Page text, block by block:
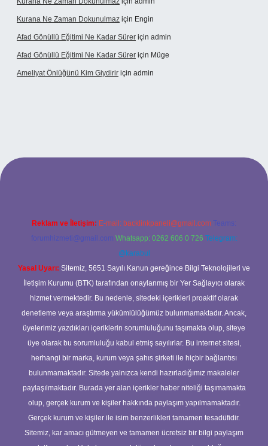
Kurana Ne Zaman Dokunulmaz için Engin
Afad Gönüllü Eğitimi Ne Kadar Sürer için admin
Afad Gönüllü Eğitimi Ne Kadar Sürer için Müge
Ameliyat Önlüğünü Kim Giydirir için admin
giriş
Reklam ve İletişim: E-mail: backlinkpaneli@gmail.com Teams:
forumhizmeti@gmail.com Whatsapp: 0262 606 0 726 Telegram:
@karabul
Yasal Uyarı: Sitemiz, 5651 Sayılı Kanun gereğince Bilgi Teknolojileri ve
İletişim Kurumu (BTK) tarafından onaylanmış bir Yer Sağlayıcı olarak
hizmet vermektedir. Bu nedenle, sitedeki içerikleri proaktif olarak
denetleme veya araştırma yükümlülüğümüz bulunmamaktadır. Ancak,
üyelerimiz yazdıkları içeriklerin sorumluluğunu taşımakta olup, siteye
üye olarak bu sorumluluğu kabul etmiş sayılırlar. Bu internet sitesi,
herhangi bir marka, kurum veya şahıs şirketi ile hiçbir bağlantısı
bulunmamaktadır. Sitede yalnızca kendi hazırladığımız makaleler
paylaşılmaktadır. Burada yer alan içerikler haber niteliği taşımamakta
olup, gerçek kurum ve kişiler hakkında paylaşım yapılmamaktadır.
Gerçek kurum ve kişiler ile isim benzerlikleri tamamen tesadüfidir.
Sitemiz, kar amacı gütmeyen ve tamamen ücretsiz bir bilgi paylaşım